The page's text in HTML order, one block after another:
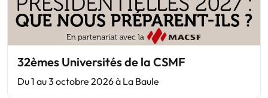
32èmes Universités de la CSMF
Du 1 au 3 octobre 2026 à La Baule